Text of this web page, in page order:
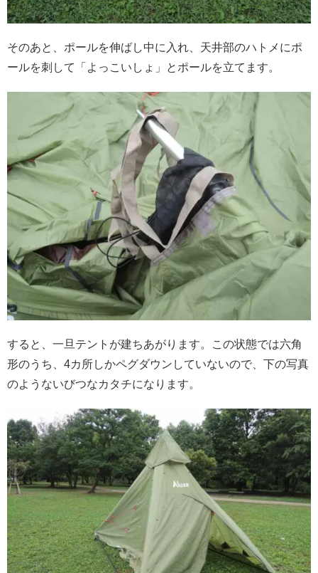
そのあと、ポールを伸ばし中に入れ、天井部のハトメにポ
ールを刺して「よっこいしょ」とポールを立てます。
すると、一旦テントが建ちあがります。この状態では六角
形のうち、4カ所しかペグダウンしていないので、下の写真
のようないびつなカタチになります。